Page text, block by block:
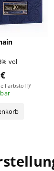
vol
Farbstoff)¹